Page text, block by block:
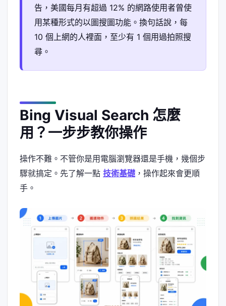
告，美國每月有超過 12% 的網路使用者曾使
用某種形式的以圖搜圖功能。換句話說，每
10 個上網的人裡面，至少有 1 個用過拍照搜
尋。
Bing Visual Search 怎麼
用？一步步教你操作
操作不難。不管你是用電腦瀏覽器還是手機，幾個步
驟就搞定。先了解一點 技術基礎 ，操作起來會更順
手。